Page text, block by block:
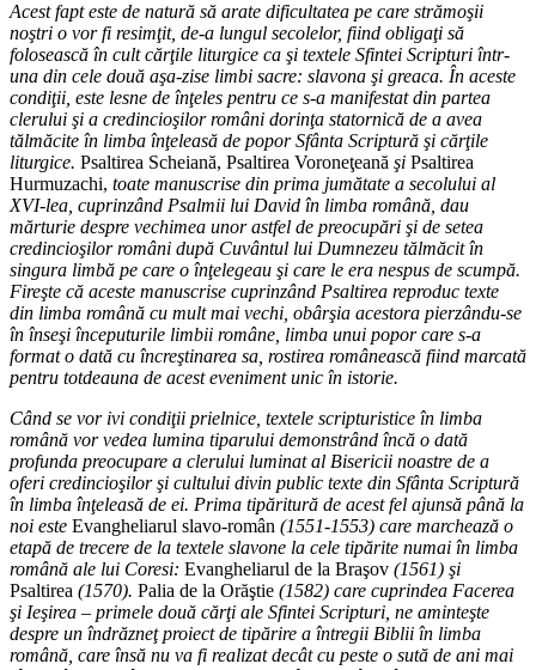
Acest fapt este de natură să arate dificultatea pe care strămoşii
noştri o vor fi resimţit, de-a lungul secolelor, fiind obligaţi să
folosească în cult cărţile liturgice ca şi textele Sfintei Scripturi într-
una din cele două aşa-zise limbi sacre: slavona şi greaca. În aceste
condiţii, este lesne de înţeles pentru ce s-a manifestat din partea
clerului şi a credincioşilor români dorinţa statornică de a avea
tălmăcite în limba înţeleasă de popor Sfânta Scriptură şi cărţile
liturgice. Psaltirea Scheiană, Psaltirea Voroneţeană şi Psaltirea
Hurmuzachi, toate manuscrise din prima jumătate a secolului al
XVI-lea, cuprinzând Psalmii lui David în limba română, dau
mărturie despre vechimea unor astfel de preocupări şi de setea
credincioşilor români după Cuvântul lui Dumnezeu tălmăcit în
singura limbă pe care o înţelegeau şi care le era nespus de scumpă.
Fireşte că aceste manuscrise cuprinzând Psaltirea reproduc texte
din limba română cu mult mai vechi, obârşia acestora pierzându-se
în înseşi începuturile limbii române, limba unui popor care s-a
format o dată cu încreştinarea sa, rostirea românească fiind marcată
pentru totdeauna de acest eveniment unic în istorie.
Când se vor ivi condiţii prielnice, textele scripturistice în limba
română vor vedea lumina tiparului demonstrând încă o dată
profunda preocupare a clerului luminat al Bisericii noastre de a
oferi credincioşilor şi cultului divin public texte din Sfânta Scriptură
în limba înţeleasă de ei. Prima tipăritură de acest fel ajunsă până la
noi este Evangheliarul slavo-român (1551-1553) care marchează o
etapă de trecere de la textele slavone la cele tipărite numai în limba
română ale lui Coresi: Evangheliarul de la Braşov (1561) şi
Psaltirea (1570). Palia de la Orăştie (1582) care cuprindea Facerea
şi Ieşirea – primele două cărţi ale Sfintei Scripturi, ne aminteşte
despre un îndrăzneţ proiect de tipărire a întregii Biblii în limba
română, care însă nu va fi realizat decât cu peste o sută de ani mai